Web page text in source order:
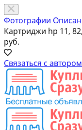
Фотографии
Картриджи hp 11,
руб.
Связаться с автором